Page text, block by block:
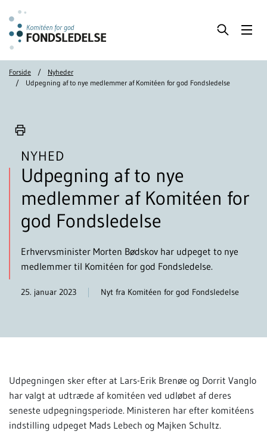
Forside
Nyheder
Udpegning af to nye medlemmer af Komitéen for god Fondsledelse
NYHED
Udpegning af to nye
medlemmer af Komitéen for
god Fondsledelse
Erhvervsminister Morten Bødskov har udpeget to nye
medlemmer til Komitéen for god Fondsledelse.
25. januar 2023 Nyt fra Komitéen for god Fondsledelse
Udpegningen sker efter at Lars-Erik Brenøe og Dorrit Vanglo
har valgt at udtræde af komitéen ved udløbet af deres
seneste udpegningsperiode. Ministeren har efter komitéens
indstilling udpeget Mads Lebech og Majken Schultz.